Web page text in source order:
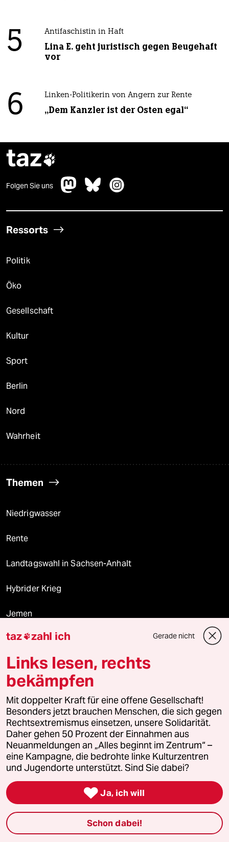
5 Antifaschistin in Haft
Lina E. geht juristisch gegen Beugehaft
vor
6 Linken-Politikerin von Angern zur Rente
„Dem Kanzler ist der Osten egal“
taz
Folgen Sie uns
Ressorts
Politik
Öko
Gesellschaft
Kultur
Sport
Berlin
Nord
Wahrheit
Themen
Niedrigwasser
Rente
Landtagswahl in Sachsen-Anhalt
Hybrider Krieg
Jemen
Ceuta
Hitze
Verlag
Aktuelles
Hausblog
Die Seitenwende
Stellen
taz zahl ich Gerade nicht
Links lesen, rechts
bekämpfen
Mit doppelter Kraft für eine offene Gesellschaft!
Besonders jetzt brauchen Menschen, die sich gegen
Rechtsextremismus einsetzen, unsere Solidarität.
Daher gehen 50 Prozent der Einnahmen aus
Neuanmeldungen an „Alles beginnt im Zentrum“ –
eine Kampagne, die bedrohte linke Kulturzentren
und Jugendorte unterstützt. Sind Sie dabei?
 Ja, ich will
Schon dabei!